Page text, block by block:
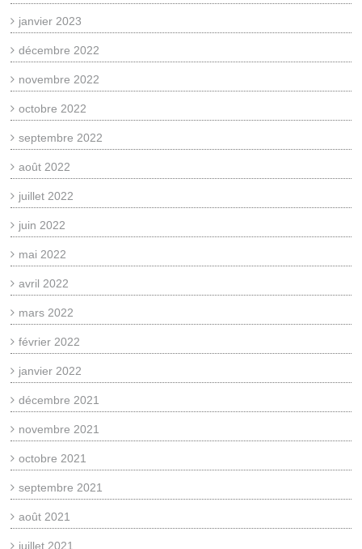
janvier 2023
décembre 2022
novembre 2022
octobre 2022
septembre 2022
août 2022
juillet 2022
juin 2022
mai 2022
avril 2022
mars 2022
février 2022
janvier 2022
décembre 2021
novembre 2021
octobre 2021
septembre 2021
août 2021
juillet 2021